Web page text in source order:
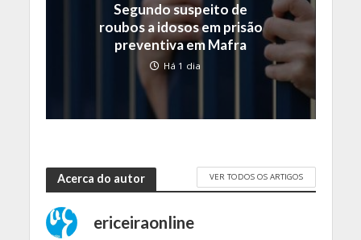
Segundo suspeito de
roubos a idosos em prisão
preventiva em Mafra
Há 1 dia
Acerca do autor VER TODOS OS ARTIGOS
ericeiraonline